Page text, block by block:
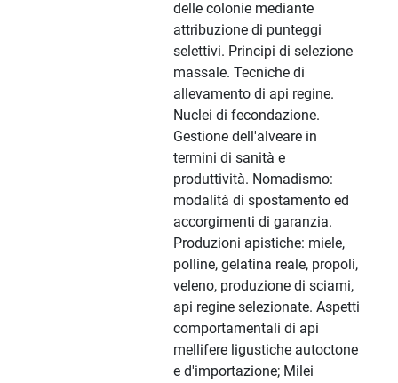
delle colonie mediante
attribuzione di punteggi
selettivi. Principi di selezione
massale. Tecniche di
allevamento di api regine.
Nuclei di fecondazione.
Gestione dell'alveare in
termini di sanità e
produttività. Nomadismo:
modalità di spostamento ed
accorgimenti di garanzia.
Produzioni apistiche: miele,
polline, gelatina reale, propoli,
veleno, produzione di sciami,
api regine selezionate. Aspetti
comportamentali di api
mellifere ligustiche autoctone
e d'importazione; Milei